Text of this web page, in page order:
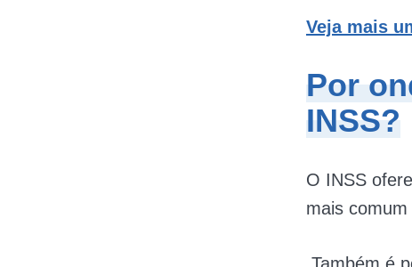
Veja mais
Por
INSS?
O INSS
mais